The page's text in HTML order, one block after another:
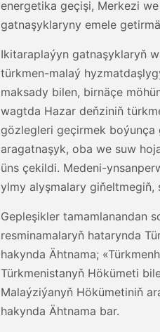
energetika geçişi, Merkezi
gatnaşyklaryny emele
Ikitaraplaýyn gatnaşyklaryň
türkmen-malaý
maksady bilen, birnäçe
wagtda Hazar deňziniň
gözlegleri geçirmek boýunça
aragatnaşyk, oba we suw
üns çekildi. Medeni-
ylmy alyşmalary
Gepleşikler tamamlanandan
resminamalaryň hatarynda
hakynda Ähtnama;
Türkmenistanyň Hökümeti
Malaýziýanyň Hökümetiniň
hakynda Ähtnama bar.